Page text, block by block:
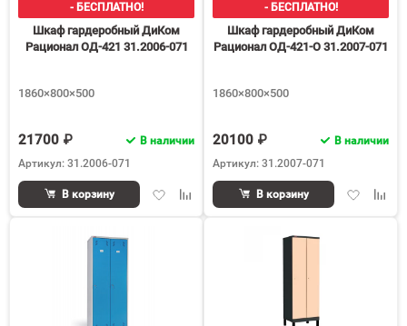
- БЕСПЛАТНО!
Шкаф гардеробный ДиКом
Рационал ОД-421 31.2006-071
1860×800×500
21700 ₽
В наличии
Артикул: 31.2006-071
ДобавитьДобавить
В корзину
- БЕСПЛАТНО!
Шкаф гардеробный ДиКом
Рационал ОД-421-О 31.2007-071
1860×800×500
20100 ₽
В наличии
Артикул: 31.2007-071
Добавить
В корзину